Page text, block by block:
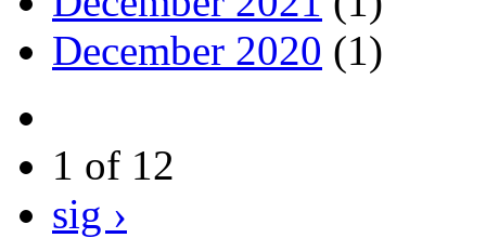
December 2020 (1)
1 of 12
sig ›